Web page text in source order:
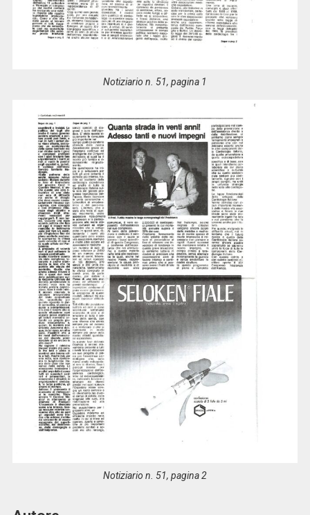
Notiziario n. 51, pagina 1
Notiziario n. 51, pagina 2